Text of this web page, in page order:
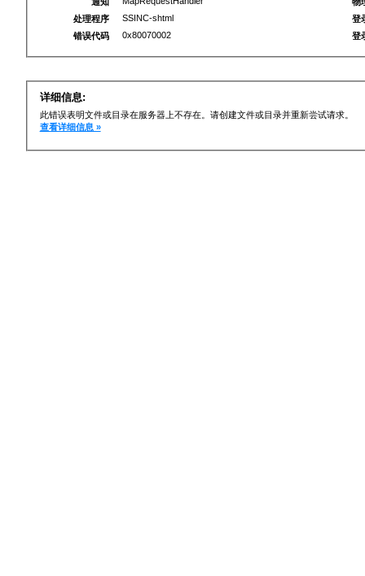
处理程序
SSINC-shtml
错误代码
0x80070002
登
登
详细信息:
此错误表明文件或目录在服务器上不存在。请创建文件或目录并重新尝试请求。
查看详细信息 »